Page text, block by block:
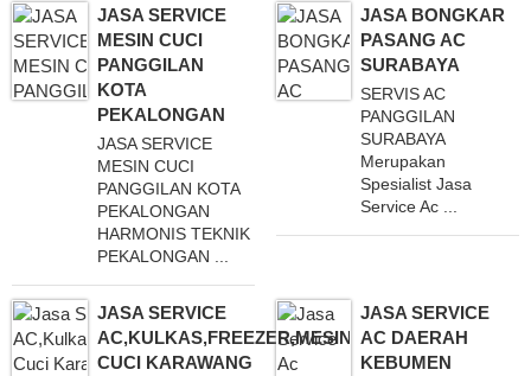
JASA SERVICE
MESIN CUCI
PANGGILAN
KOTA
PEKALONGAN
JASA SERVICE
MESIN CUCI
PANGGILAN KOTA
PEKALONGAN
HARMONIS TEKNIK
PEKALONGAN ...
JASA BONGKAR
PASANG AC
SURABAYA
SERVIS AC
PANGGILAN
SURABAYA
Merupakan
Spesialist Jasa
Service Ac ...
JASA SERVICE
AC,KULKAS,FREEZER,MESIN
CUCI KARAWANG
JASA SERVICE
AC DAERAH
KEBUMEN